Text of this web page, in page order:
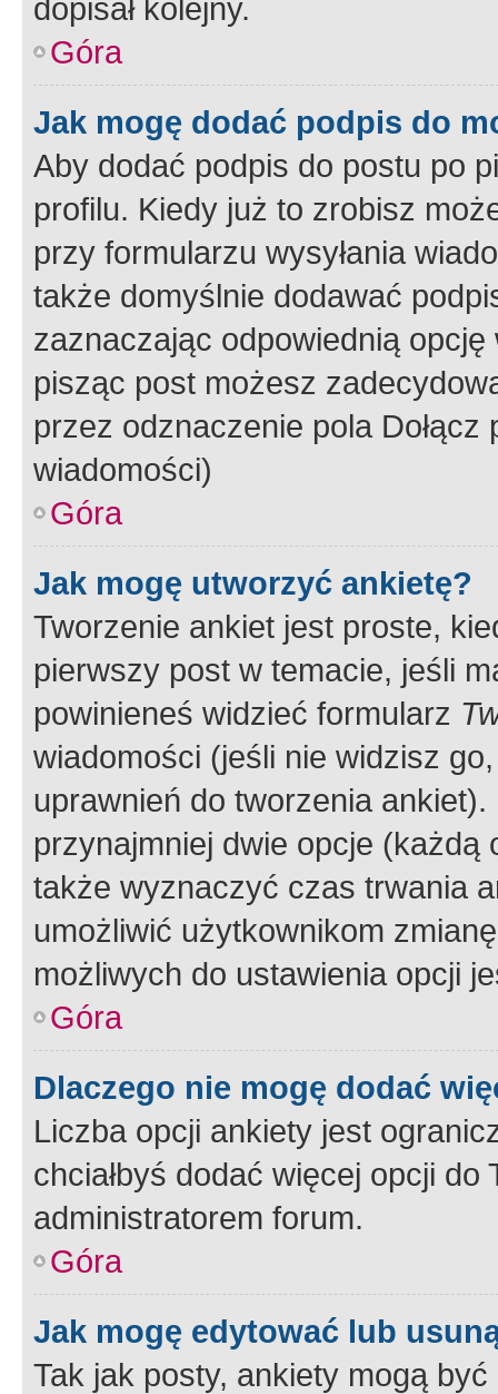
dopisał kolejny.
Góra
Jak mogę dodać podpis do
Aby dodać podpis do postu po
profilu. Kiedy już to zrobisz
przy formularzu wysyłania
także domyślnie dodawać
zaznaczając odpowiednią
pisząc post możesz
przez odznaczenie pola
wiadomości)
Góra
Jak mogę utworzyć ankietę?
Tworzenie ankiet jest proste,
pierwszy post w temacie, jeśli
powinieneś widzieć formularz
wiadomości (jeśli nie widzisz
uprawnień do tworzenia
przynajmniej dwie opcje
także wyznaczyć czas trwania
umożliwić użytkownikom
możliwych do ustawienia opcji
Góra
Dlaczego nie mogę dodać
Liczba opcji ankiety jest
chciałbyś dodać więcej opcji
administratorem forum.
Góra
Jak mogę edytować lub
Tak jak posty, ankiety mogą